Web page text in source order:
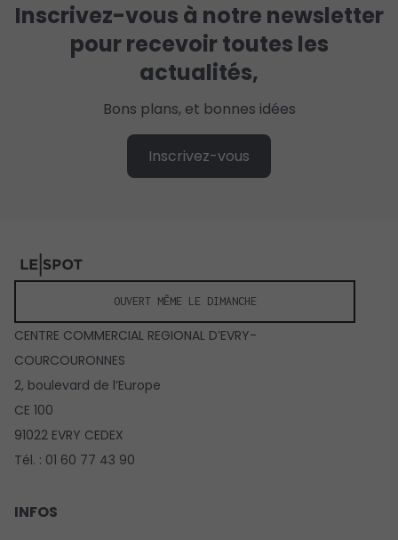
Inscrivez-vous à notre newsletter
pour recevoir toutes les
actualités,
Bons plans, et bonnes idées
Inscrivez-vous
OUVERT MÊME LE DIMANCHE
CENTRE COMMERCIAL REGIONAL D’EVRY-
COURCOURONNES
2, boulevard de l’Europe
CE 100
91022 EVRY CEDEX
Tél. : 01 60 77 43 90
INFOS